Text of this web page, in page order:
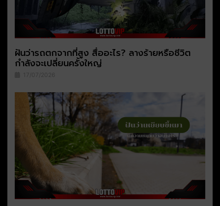
ฝันว่ารถตกจากที่สูง สื่ออะไร? ลางร้ายหรือชีวิต
กำลังจะเปลี่ยนครั้งใหญ่
17/07/2026